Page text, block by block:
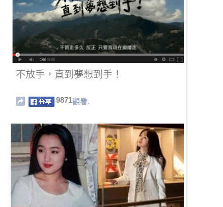
不放手，直到夢想到手！
9871觀看.